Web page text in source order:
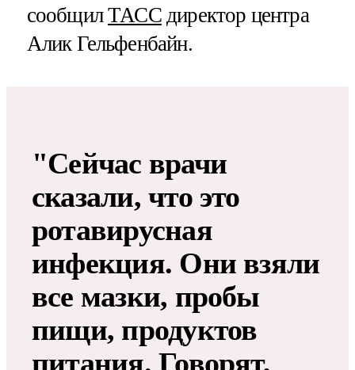
сообщилТАССдиректор центра
Алик Гельфенбайн.
"Сейчас врачи
сказали, что это
ротавирусная
инфекция. Они взяли
все мазки, пробы
пищи, продуктов
питания. Говорят,